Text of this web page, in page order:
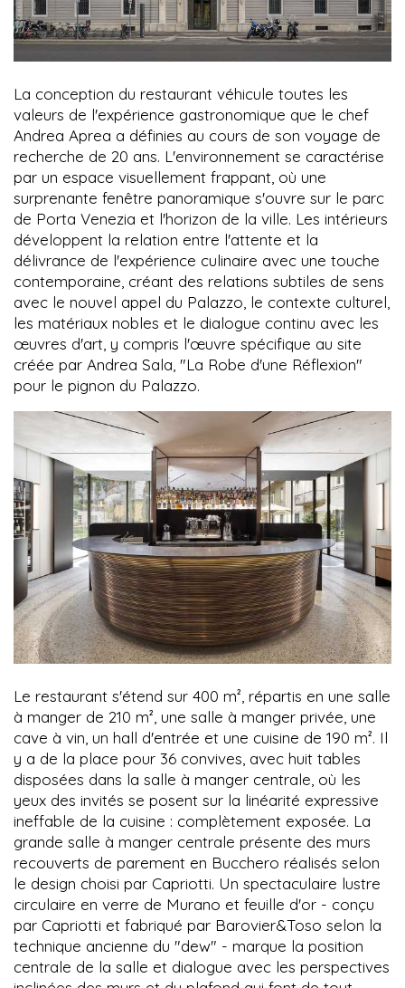
La conception du restaurant véhicule toutes les
valeurs de l'expérience gastronomique que le chef
Andrea Aprea a définies au cours de son voyage de
recherche de 20 ans. L'environnement se caractérise
par un espace visuellement frappant, où une
surprenante fenêtre panoramique s'ouvre sur le parc
de Porta Venezia et l'horizon de la ville. Les intérieurs
développent la relation entre l'attente et la
délivrance de l'expérience culinaire avec une touche
contemporaine, créant des relations subtiles de sens
avec le nouvel appel du Palazzo, le contexte culturel,
les matériaux nobles et le dialogue continu avec les
œuvres d'art, y compris l'œuvre spécifique au site
créée par Andrea Sala, "La Robe d'une Réflexion"
pour le pignon du Palazzo.
Le restaurant s'étend sur 400 m², répartis en une salle
à manger de 210 m², une salle à manger privée, une
cave à vin, un hall d'entrée et une cuisine de 190 m². Il
y a de la place pour 36 convives, avec huit tables
disposées dans la salle à manger centrale, où les
yeux des invités se posent sur la linéarité expressive
ineffable de la cuisine : complètement exposée. La
grande salle à manger centrale présente des murs
recouverts de parement en Bucchero réalisés selon
le design choisi par Capriotti. Un spectaculaire lustre
circulaire en verre de Murano et feuille d'or - conçu
par Capriotti et fabriqué par Barovier&Toso selon la
technique ancienne du "dew" - marque la position
centrale de la salle et dialogue avec les perspectives